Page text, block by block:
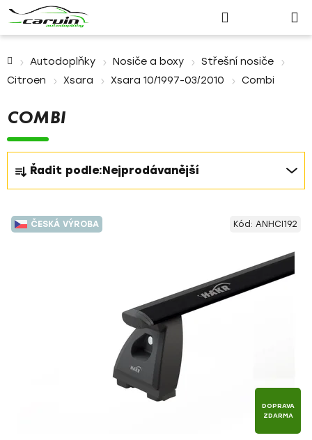
Přihlášení
košík
Autodoplňky Nosiče a boxy
Střešní nosiče
Citroen
Xsara Xsara 10/1997-03/2010 Combi
COMBI
Ř
a
z
e
n
Řadit podle:Nejprodávanější
V
ý
ČESKÁ VÝROBA
DOPRAVA
ZDARMA
Kód: ANHCI192